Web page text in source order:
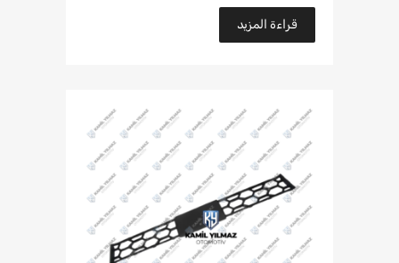
قراءة المزيد